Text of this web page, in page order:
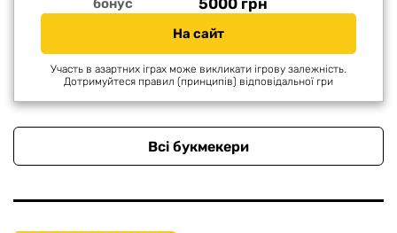
бонус 5000 грн
На сайт
Участь в азартних іграх може викликати ігрову залежність.
Дотримуйтеся правил (принципів) відповідальної гри
Всі букмекери